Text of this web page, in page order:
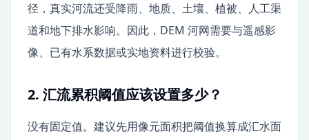
径，真实河流还受降雨、地质、土壤、植被、人工渠
道和地下排水影响。因此，DEM 河网需要与遥感影
像、已有水系数据或实地资料进行校验。
2. 汇流累积阈值应该设置多少？
没有固定值。建议先用像元面积把阈值换算成汇水面